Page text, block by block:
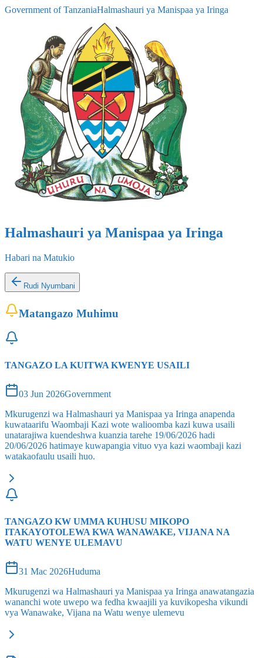
Government of TanzaniaHalmashauri ya Manispaa ya Iringa
Halmashauri ya Manispaa ya Iringa
Habari na Matukio
Rudi Nyumbani
Matangazo Muhimu
TANGAZO LA KUITWA KWENYE USAILI
03 Jun 2026Government
Mkurugenzi wa Halmashauri ya Manispaa ya Iringa anapenda
kuwataarifu Waombaji Kazi wote walioomba kazi kuwa usaili
unatarajiwa kuendeshwa kuanzia tarehe 19/06/2026 hadi
20/06/2026 hatimaye kuwapangia vituo vya kazi waombaji kazi
watakaofaulu usaili huo.
TANGAZO KW UMMA KUHUSU MIKOPO
ITAKAYOTOLEWA KWA WANAWAKE, VIJANA NA
WATU WENYE ULEMAVU
31 Mac 2026Huduma
Mkurugenzi wa Halmashauri ya Manispaa ya Iringa anawatangazia
wananchi wote uwepo wa fedha kwaajili ya kuvikopesha vikundi
vya Wanawake, Vijana na Watu wenye ulemevu